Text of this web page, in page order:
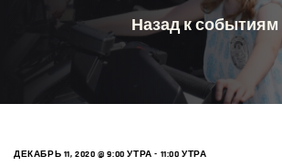
Назад к событиям
ДЕКАБРЬ 11, 2020 @ 9:00 УТРА - 11:00 УТРА